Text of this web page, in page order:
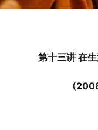
第十三讲 在
（